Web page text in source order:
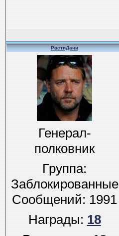
РастиДани
Генерал-
полковник
Группа:
Заблокированные
Сообщений:1991
Награды:18